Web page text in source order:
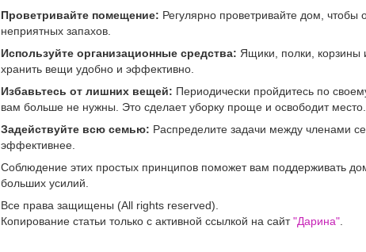
Проветривайте помещение: Регулярно проветривайте дом, чтобы
неприятных запахов.
Используйте организационные средства: Ящики, полки, корзины
хранить вещи удобно и эффективно.
Избавьтесь от лишних вещей: Периодически пройдитесь по
вам больше не нужны. Это сделает уборку проще и освободит место.
Задействуйте всю семью: Распределите задачи между членами
эффективнее.
Соблюдение этих простых принципов поможет вам поддерживать
больших усилий.
Все права защищены (All rights reserved).
Копирование статьи только с активной ссылкой на сайт"Дарина"